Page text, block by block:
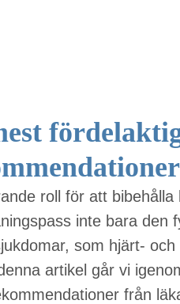
roll för att
inte bara den
som hjärt-
artikel går vi
från